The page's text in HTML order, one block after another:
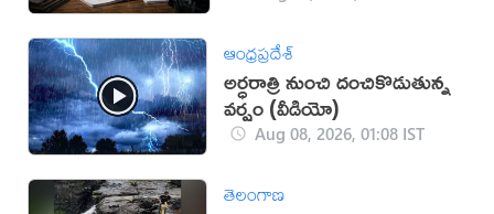
ఆంధ్రప్రదేశ్
అర్ధరాత్రి నుంచి దంచికొడుతున్న
వర్షం (వీడియో)
Aug 08, 2026, 01:08 IST
తెలంగాణ